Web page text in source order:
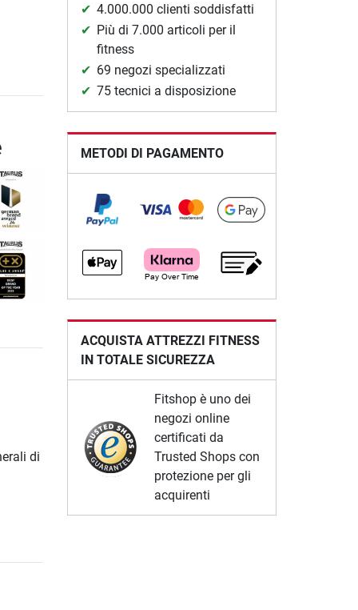
di
4.000.000 clienti soddisfatti
Più di 7.000 articoli per il
fitness
69 negozi specializzati
75 tecnici a disposizione
METODI DI PAGAMENTO
ACQUISTA ATTREZZI FITNESS
IN TOTALE SICUREZZA
Fitshop è uno dei
negozi online
certificati da
Trusted Shops con
protezione per gli
acquirenti